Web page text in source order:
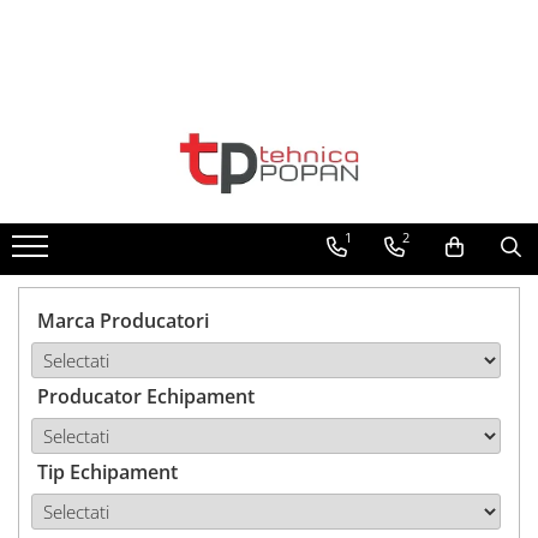
1. Piese & Accesorii Tractoare
1.1. Cabina & Caroserie
1.1.1. Geamuri
1.1.3. Embleme & Abtibilduri
1.1.4. Climatizare si accesorii
1.2. Piese cu Prindere în 3
Puncte si mecanism de ridicare
1.2.1. Prindere in 3 puncte
1 2
Marca Producatori
Producator Echipament
Tip Echipament